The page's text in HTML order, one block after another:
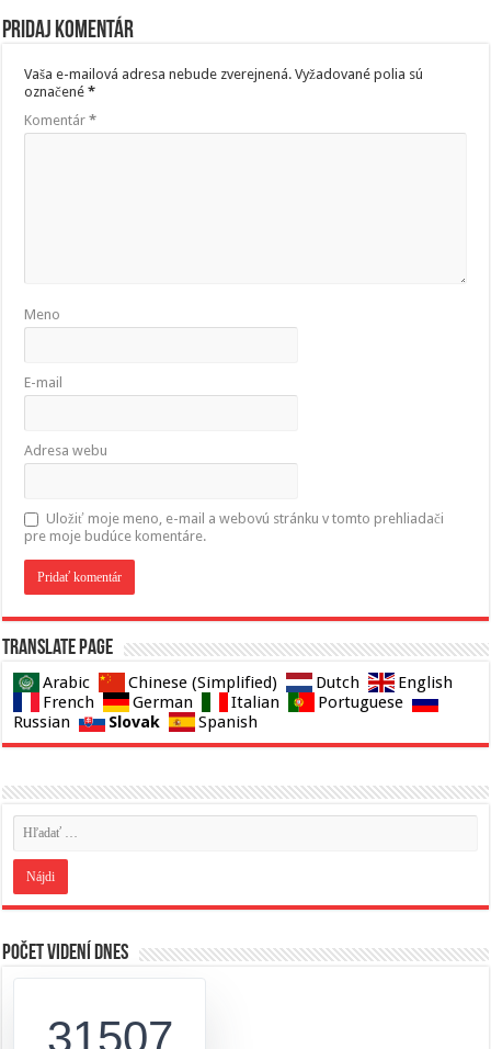
Pridaj komentár
Vaša e-mailová adresa nebude zverejnená. Vyžadované polia sú
označené*
Komentár*
Meno
E-mail
Adresa webu
Uložiť moje meno, e-mail a webovú stránku v tomto prehliadači
pre moje budúce komentáre.
Translate page
Arabic Chinese (Simplified) Dutch
English
French
German Italian
Portuguese
Russian
Slovak Spanish
Počet videní dnes
31507